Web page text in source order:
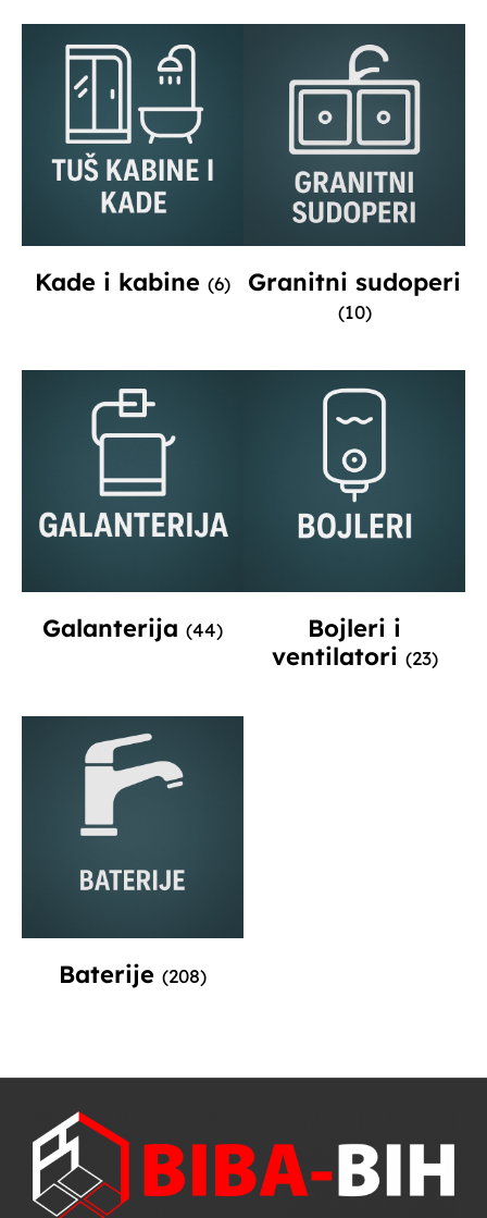
Kade i kabine (6) Granitni sudoperi
(10)
Galanterija (44)
Bojleri i
ventilatori (23)
Baterije (208)